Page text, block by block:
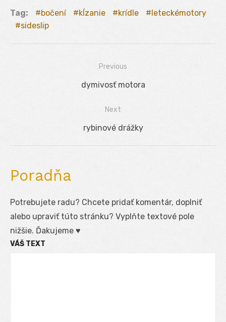
Tag: bočení kĺzanie krídle
leteckémotory
sideslip
Previous
Previous
dymivosť motora
Next
Next
rybinové drážky
Poradňa
Potrebujete radu? Chcete pridať komentár, doplniť
alebo upraviť túto stránku? Vyplňte textové pole
nižšie. Ďakujeme ♥
VÁŠ TEXT